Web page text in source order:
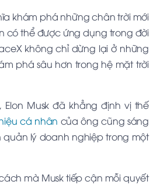
khám phá những chân trời mới
có thể được ứng dụng trong đời
không chỉ dừng lại ở những
phá sâu hơn trong hệ mặt trời
Musk đã khẳng định vị thế
cá nhân của ông cũng sáng
quản lý doanh nghiệp trong một
mà Musk tiếp cận mỗi quyết